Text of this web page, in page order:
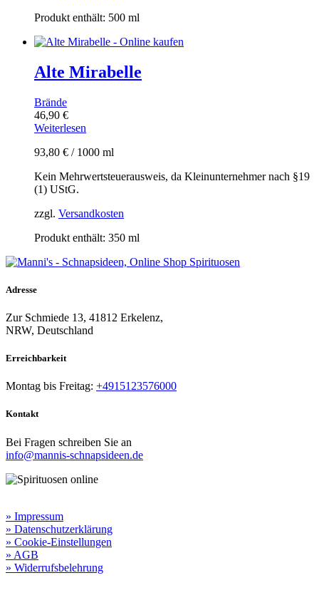
Produkt enthält: 500 ml
Alte Mirabelle
Brände
46,90 €
Weiterlesen
93,80 € / 1000 ml
Kein Mehrwertsteuerausweis, da Kleinunternehmer nach §19
(1) UStG.
zzgl. Versandkosten
Produkt enthält: 350 ml
Adresse
Zur Schmiede 13, 41812 Erkelenz,
NRW, Deutschland
Erreichbarkeit​
Montag bis Freitag: +4915123576000
Kontakt
Bei Fragen schreiben Sie an
info@mannis-schnapsideen.de
» Impressum
» Datenschutzerklärung
» Cookie-Einstellungen
» AGB
» Widerrufsbelehrung